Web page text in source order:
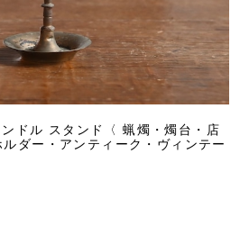
ドル スタンド〈 蝋燭・燭台・店
ダー・アンティーク・ヴィンテー